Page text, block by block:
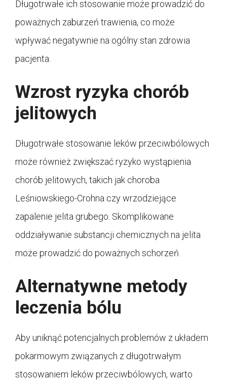
Długotrwałe ich stosowanie może prowadzić do
poważnych zaburzeń trawienia, co może
wpływać negatywnie na ogólny stan zdrowia
pacjenta.
Wzrost ryzyka chorób
jelitowych
Długotrwałe stosowanie leków przeciwbólowych
może również zwiększać ryzyko wystąpienia
chorób jelitowych, takich jak choroba
Leśniowskiego-Crohna czy wrzodziejące
zapalenie jelita grubego. Skomplikowane
oddziaływanie substancji chemicznych na jelita
może prowadzić do poważnych schorzeń.
Alternatywne metody
leczenia bólu
Aby uniknąć potencjalnych problemów z układem
pokarmowym związanych z długotrwałym
stosowaniem leków przeciwbólowych, warto